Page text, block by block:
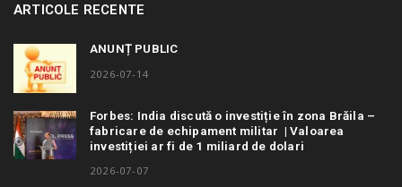
ARTICOLE RECENTE
ANUNȚ PUBLIC
2026-07-14
Forbes: India discută o investiție în zona Brăila –
fabricare de echipament militar | Valoarea
investiției ar fi de 1 miliard de dolari
2026-07-07